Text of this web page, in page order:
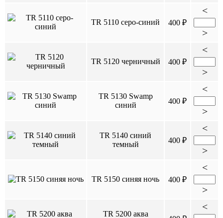
TR 5110 серо-синий 400 ₽
<
>
TR 5120 черничный 400 ₽
<
>
TR 5130 Swamp
синий
400 ₽
<
>
TR 5140 синий
темный
400 ₽
<
>
TR 5150 синяя ночь 400 ₽
<
>
TR 5200 аква
<